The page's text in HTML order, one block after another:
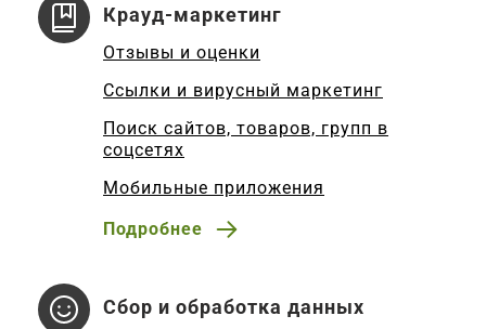
Крауд-маркетинг
Отзывы и оценки
Ссылки и вирусный маркетинг
Поиск сайтов, товаров, групп в
соцсетях
Мобильные приложения
Подробнее
Сбор и обработка данных